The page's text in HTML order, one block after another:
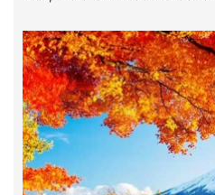
Quốc mùa thu qua 5 lý do vô
như kinh nghiệm du lịch Hàn Quốc tự túc
nhất.